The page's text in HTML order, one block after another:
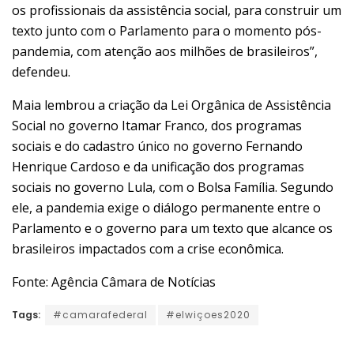
os profissionais da assistência social, para construir um
texto junto com o Parlamento para o momento pós-
pandemia, com atenção aos milhões de brasileiros”,
defendeu.
Maia lembrou a criação da Lei Orgânica de Assistência
Social no governo Itamar Franco, dos programas
sociais e do cadastro único no governo Fernando
Henrique Cardoso e da unificação dos programas
sociais no governo Lula, com o Bolsa Família. Segundo
ele, a pandemia exige o diálogo permanente entre o
Parlamento e o governo para um texto que alcance os
brasileiros impactados com a crise econômica.
Fonte: Agência Câmara de Notícias
Tags: #camarafederal #elwiçoes2020